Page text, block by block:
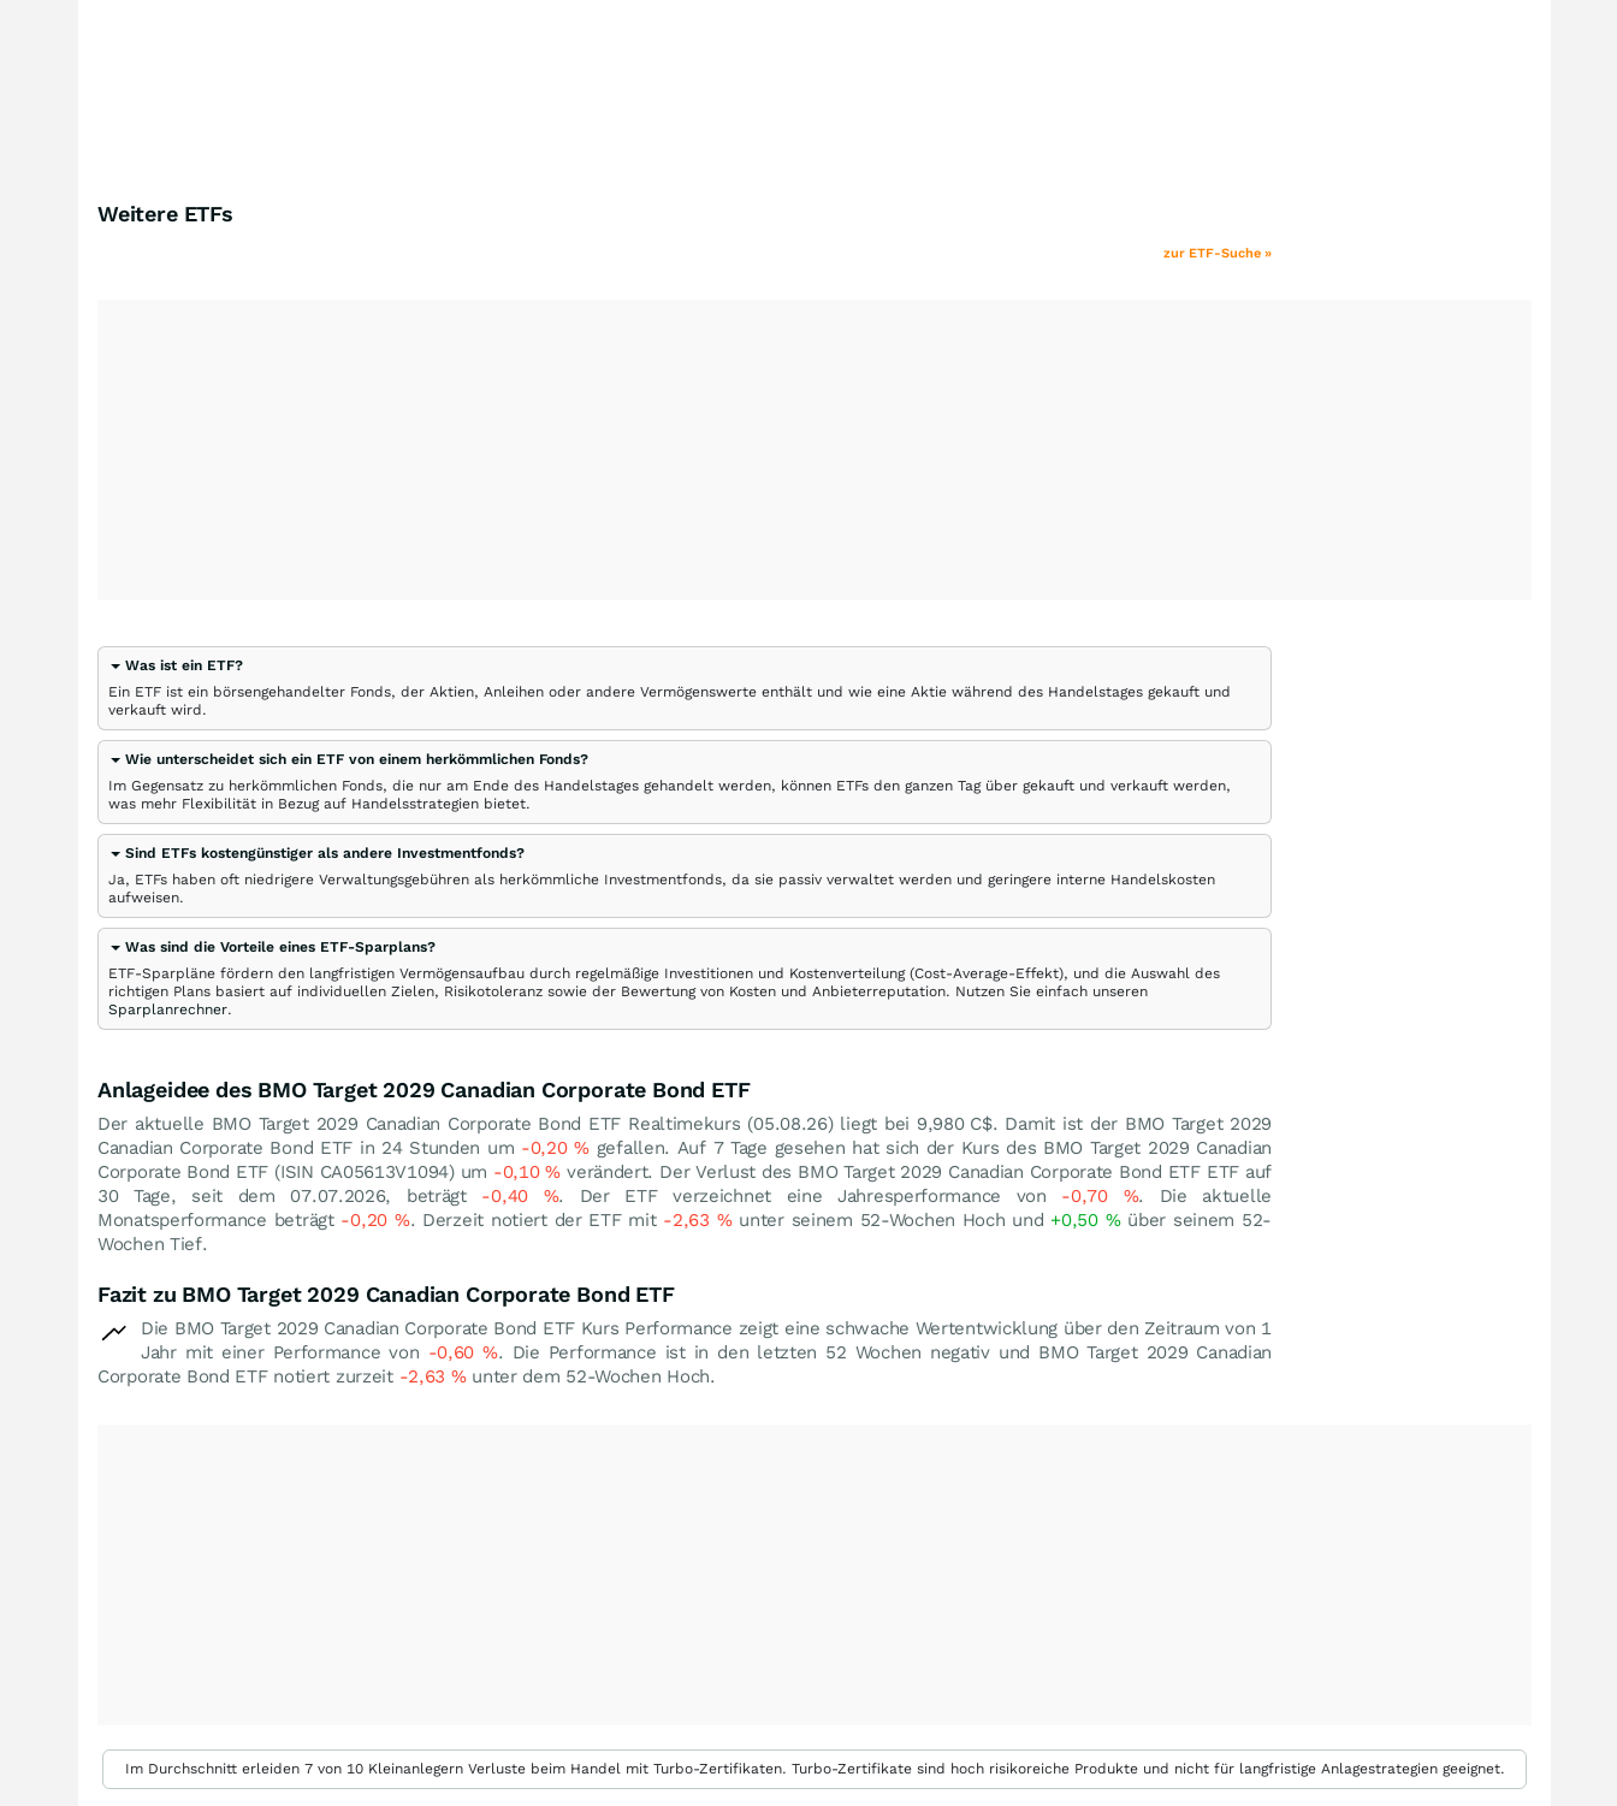
Weitere ETFs
zur ETF-Suche »
Was ist ein ETF?
Ein ETF ist ein börsengehandelter Fonds, der Aktien, Anleihen oder andere Vermögenswerte enthält und wie eine Aktie während des Handelstages gekauft und
verkauft wird.
Wie unterscheidet sich ein ETF von einem herkömmlichen Fonds?
Im Gegensatz zu herkömmlichen Fonds, die nur am Ende des Handelstages gehandelt werden, können ETFs den ganzen Tag über gekauft und verkauft werden,
was mehr Flexibilität in Bezug auf Handelsstrategien bietet.
Sind ETFs kostengünstiger als andere Investmentfonds?
Ja, ETFs haben oft niedrigere Verwaltungsgebühren als herkömmliche Investmentfonds, da sie passiv verwaltet werden und geringere interne Handelskosten
aufweisen.
Was sind die Vorteile eines ETF-Sparplans?
ETF-Sparpläne fördern den langfristigen Vermögensaufbau durch regelmäßige Investitionen und Kostenverteilung (Cost-Average-Effekt), und die Auswahl des
richtigen Plans basiert auf individuellen Zielen, Risikotoleranz sowie der Bewertung von Kosten und Anbieterreputation. Nutzen Sie einfach unseren
Sparplanrechner.
Anlageidee des BMO Target 2029 Canadian Corporate Bond ETF
Der aktuelle BMO Target 2029 Canadian Corporate Bond ETF Realtimekurs (05.08.26) liegt bei 9,980 C$. Damit ist der BMO Target 2029
Canadian Corporate Bond ETF in 24 Stunden um -0,20%gefallen. Auf 7 Tage gesehen hat sich der Kurs des BMO Target 2029 Canadian
Corporate Bond ETF (ISIN CA05613V1094) um -0,10% verändert. Der Verlust des BMO Target 2029 Canadian Corporate Bond ETF ETF auf
30 Tage, seit dem 07.07.2026, beträgt -0,40 %. Der ETF verzeichnet eine Jahresperformance von -0,70 %. Die aktuelle
Monatsperformance beträgt -0,20 %. Derzeit notiert der ETF mit -2,63 %unter seinem 52-Wochen Hoch und +0,50 %über seinem 52-
Wochen Tief.
Fazit zu BMO Target 2029 Canadian Corporate Bond ETF
Die BMO Target 2029 Canadian Corporate Bond ETF Kurs Performance zeigt eine schwache Wertentwicklung über den Zeitraum von 1
Jahr mit einer Performance von -0,60%. Die Performance ist in den letzten 52 Wochen negativ und BMO Target 2029 Canadian
Corporate Bond ETF notiert zurzeit -2,63 %unter dem 52-Wochen Hoch.
Im Durchschnitt erleiden 7 von 10 Kleinanlegern Verluste beim Handel mit Turbo-Zertifikaten. Turbo-Zertifikate sind hoch risikoreiche Produkte und nicht für langfristige Anlagestrategien geeignet.